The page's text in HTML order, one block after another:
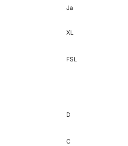
Ja
XL
FSL
D
C